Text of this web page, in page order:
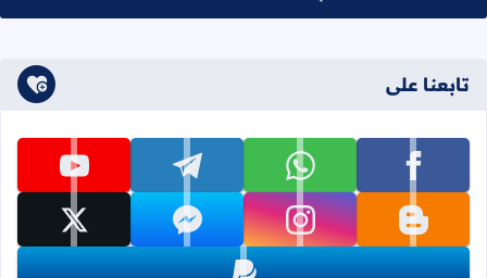
تابعنا على
تابعنا على facebook تابعنا على whatsapp تابعنا على telegram تابعنا على youtube
تابعنا على blogger تابعنا على instagram تابعنا على messenger تابعنا على x